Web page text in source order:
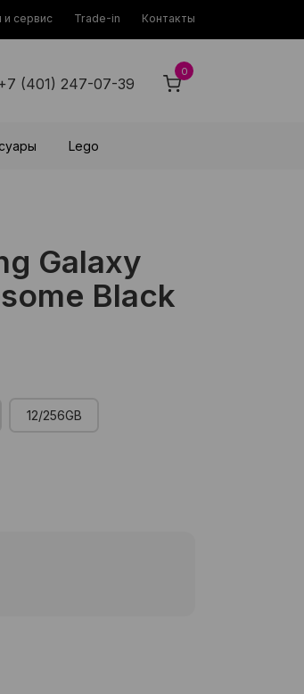
и сервис Trade-in Контакты
(401) 247-07-39
0
Lego
Galaxy
Black
12/256GB